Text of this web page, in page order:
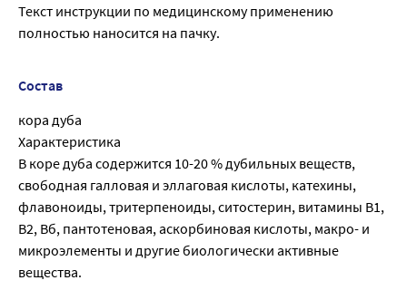
Текст инструкции по медицинскому применению
полностью наносится на пачку.
Состав
кора дуба
Характеристика
В коре дуба содержится 10-20 % дубильных веществ,
свободная галловая и эллаговая кислоты, катехины,
флавоноиды, тритерпеноиды, ситостерин, витамины B1,
B2, Вб, пантотеновая, аскорбиновая кислоты, макро- и
микроэлементы и другие биологически активные
вещества.